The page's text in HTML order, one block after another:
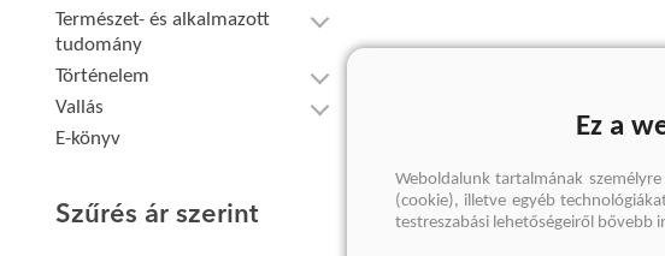
Természet- és alkalmazott
tudomány
Történelem
Vallás
E-könyv
Szűrés ár szerint
Ez a
Weboldalunk tartalmának
(cookie), illetve egyéb
testreszabási lehetőségeiről bővebb